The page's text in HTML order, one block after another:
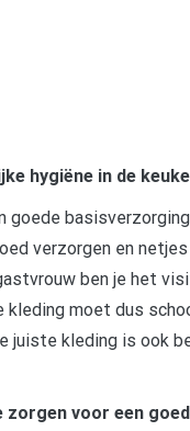
hygiëne in de
goede
verzorgen en
ben je het
kleding moet dus
juiste kleding is ook
zorgen voor een